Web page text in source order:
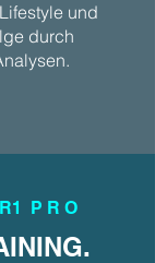
und
durch
P R O